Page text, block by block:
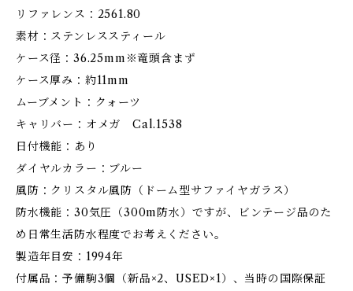
リファレンス：2561.80
素材：ステンレススティール
ケース径：36.25mm※竜頭含まず
ケース厚み：約11mm
ムーブメント：クォーツ
キャリバー：オメガ Cal.1538
日付機能：あり
ダイヤルカラー：ブルー
風防：クリスタル風防（ドーム型サファイヤガラス）
防水機能：30気圧（300m防水）ですが、ビンテージ品のた
め日常生活防水程度でお考えください。
製造年目安：1994年
付属品：予備駒3個（新品×2、USED×1）、当時の国際保証